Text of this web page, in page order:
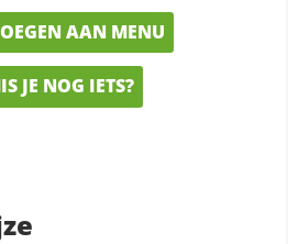
AAN MENU
JE NOG IETS?